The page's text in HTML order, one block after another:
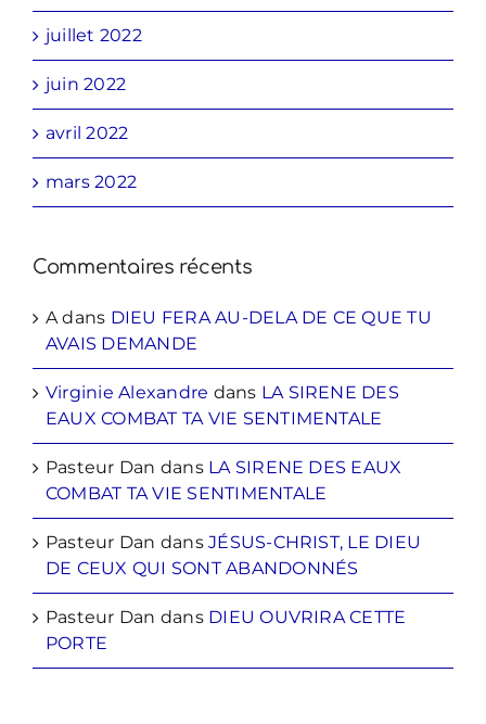
juillet 2022
juin 2022
avril 2022
mars 2022
Commentaires récents
A dans DIEU FERA AU-DELA DE CE QUE TU
AVAIS DEMANDE
Virginie Alexandre dans LA SIRENE DES
EAUX COMBAT TA VIE SENTIMENTALE
Pasteur Dan dans LA SIRENE DES EAUX
COMBAT TA VIE SENTIMENTALE
Pasteur Dan dansJÉSUS-CHRIST, LE DIEU
DE CEUX QUI SONT ABANDONNÉS
Pasteur Dan dans DIEU OUVRIRA CETTE
PORTE